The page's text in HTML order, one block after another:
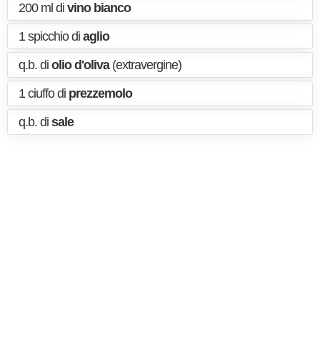
200 ml di vino bianco
1 spicchio di aglio
q.b. di olio d'oliva(extravergine)
1 ciuffo di prezzemolo
q.b. di sale